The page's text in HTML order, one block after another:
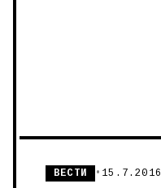
ВЕСТИ • 15.7.2016